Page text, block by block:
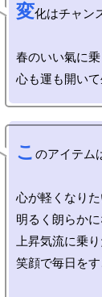
変化はチャン
春のいい氣に乗
こ のアイテム
心が軽くなり
明るく朗らか
上昇気流に乗
笑顔で毎日を